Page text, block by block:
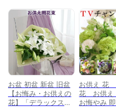
お盆 初盆 新盆 旧盆
【お悔み・お供えの
花】「デラックスリ
お供え 花
花 お供え
お悔やみ